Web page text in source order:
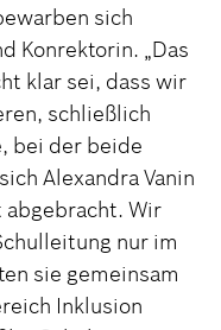
sich
Konrektorin. „Das
klar sei, dass wir
schließlich
bei der beide
Alexandra Vanin
abgebracht. Wir
nur im
sie gemeinsam
Inklusion